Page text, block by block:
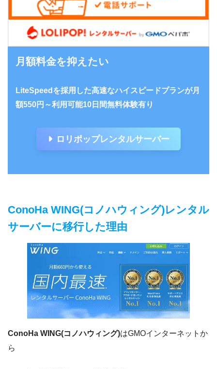
月額料金を抑えたい
LiteSpeedを採用した高速なハイスピードプランが月
額550円～利用可能10日間無料体験有り
ロリポップレンタルサーバー
ConoHa WING(コノハウィング)レンタル
サーバーに移行した理由
ConoHa WING(コノハウィング)はGMOインターネットか
ら